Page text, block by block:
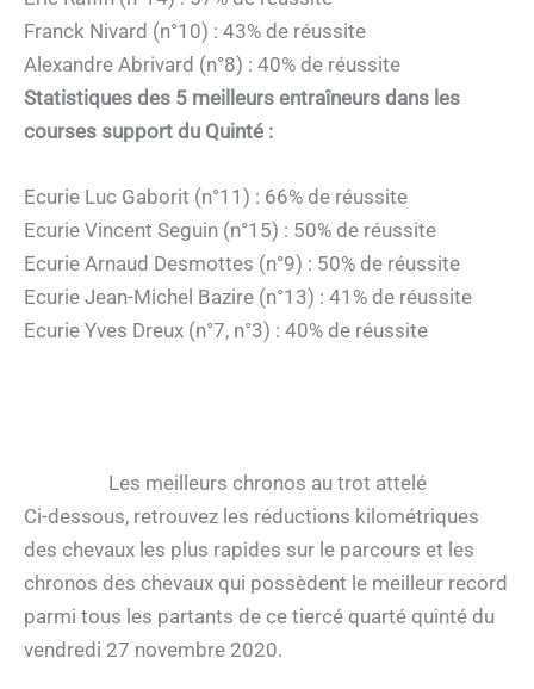
Franck Nivard (n°10) : 43% de réussite
Alexandre Abrivard (n°8) : 40% de réussite
Statistiques des 5 meilleurs entraîneurs dans les
courses support du Quinté :
Ecurie Luc Gaborit (n°11) : 66% de réussite
Ecurie Vincent Seguin (n°15) : 50% de réussite
Ecurie Arnaud Desmottes (n°9) : 50% de réussite
Ecurie Jean-Michel Bazire (n°13) : 41% de réussite
Ecurie Yves Dreux (n°7, n°3) : 40% de réussite
Les meilleurs chronos au trot attelé
Ci-dessous, retrouvez les réductions kilométriques
des chevaux les plus rapides sur le parcours et les
chronos des chevaux qui possèdent le meilleur record
parmi tous les partants de ce tiercé quarté quinté du
vendredi 27 novembre 2020.